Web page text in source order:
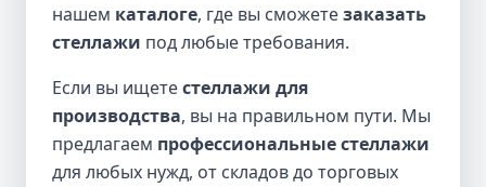
нашем каталоге, где вы сможетезаказать
стеллажи под любые требования.
Если вы ищетестеллажи для
производства, вы на правильном пути. Мы
предлагаем профессиональные стеллажи
для любых нужд, от складов до торговых